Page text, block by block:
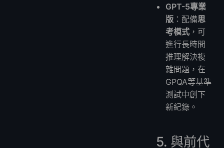
GPT-5專業
版 ：配備思
考模式 ，可
進行長時間
推理解決複
雜問題，在
GPQA等基準
測試中創下
新紀錄。
5. 與前代